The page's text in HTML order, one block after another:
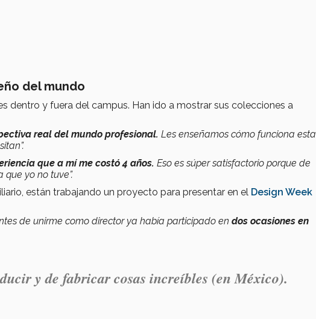
del mundo
dentro y fuera del campus. Han ido a mostrar sus colecciones a
real del mundo profesional. Les enseñamos cómo funciona esta
que a mí me costó 4 años. Eso es súper satisfactorio porque de
yo no tuve”.
están trabajando un proyecto para presentar en el Design Week
de unirme como director ya había participado en dos ocasiones en
y de fabricar cosas increíbles (en México).